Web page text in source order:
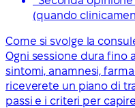
(quando
Come si svolge la
Ogni sessione dura fino
sintomi, anamnesi,
riceverete un piano di
passi e i criteri per